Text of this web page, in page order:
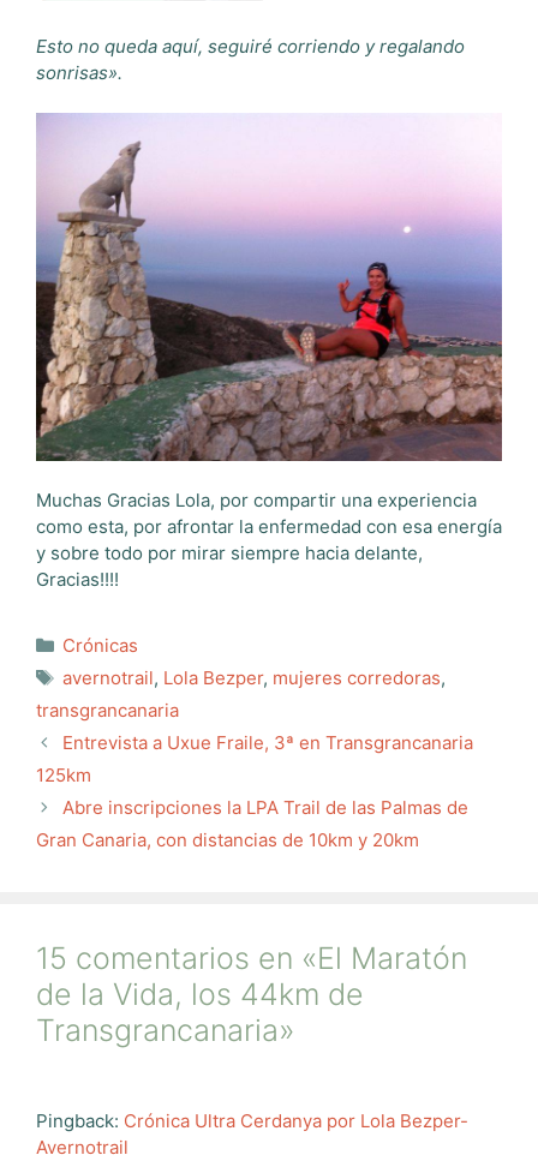
Esto no queda aquí, seguiré corriendo y regalando
sonrisas».
Muchas Gracias Lola, por compartir una experiencia
como esta, por afrontar la enfermedad con esa energía
y sobre todo por mirar siempre hacia delante,
Gracias!!!!
Categorías
Crónicas
Etiquetas
avernotrail, Lola Bezper, mujeres corredoras,
transgrancanaria
Entrevista a Uxue Fraile, 3ª en Transgrancanaria
125km
Abre inscripciones la LPA Trail de las Palmas de
Gran Canaria, con distancias de 10km y 20km
15 comentarios en «El Maratón
de la Vida, los 44km de
Transgrancanaria»
Pingback: Crónica Ultra Cerdanya por Lola Bezper-
Avernotrail